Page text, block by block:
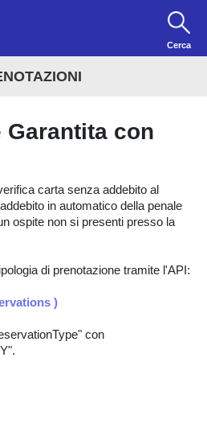
Cerca
Garantita con
carta senza addebito al
in automatico della penale
ospite non si presenti presso la
di prenotazione tramite l'API:
)
con